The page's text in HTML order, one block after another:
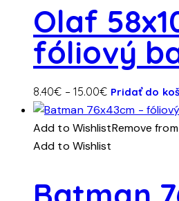
Olaf
fóliový
8.40€ – 15.00€Price
range:
8.40€
through
Pridať do
Add to WishlistRemove
Add to Wishlist